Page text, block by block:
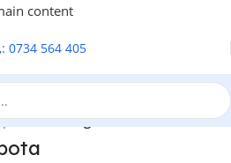
content
0734 564 405
piston/Set segmenti Kubota